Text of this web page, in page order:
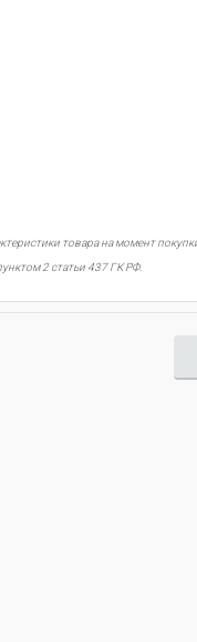
товара на момент
2 статьи 437 ГК РФ.